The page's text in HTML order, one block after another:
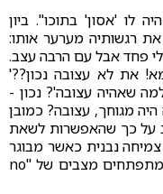
לו 'אסון' בתוכו". ביון
רגשותיה מערער אותו:
פחד אבל עם הרבה עצב.
את לא עצובה נכון??'
שאהיה עצובה'? נכון -
מגוחך, עצובה? כמובן
על כך שהאפשרות לשאת
נבנית כאשר מבוגר
מתאים רגשית נמצא לצד הילד. אחרת, מתפתחים מצבים של "no